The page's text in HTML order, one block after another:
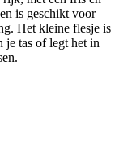
is geschikt voor
Het kleine flesje is
je tas of legt het in